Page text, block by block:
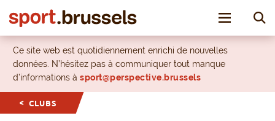
Toggle
Ce site web est quotidiennement enrichi de nouvelles
données. N’hésitez pas à communiquer tout manque
d’informations à sport@perspective.brussels
CLUBS